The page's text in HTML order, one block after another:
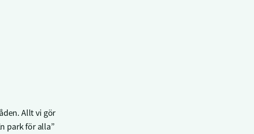
Allt vi gör
park för alla”